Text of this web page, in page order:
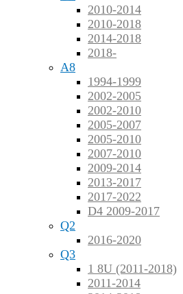
2010-2014
2010-2018
2014-2018
2018-
A8
1994-1999
2002-2005
2002-2010
2005-2007
2005-2010
2007-2010
2009-2014
2013-2017
2017-2022
D4 2009-2017
Q2
2016-2020
Q3
1 8U (2011-2018)
2011-2014